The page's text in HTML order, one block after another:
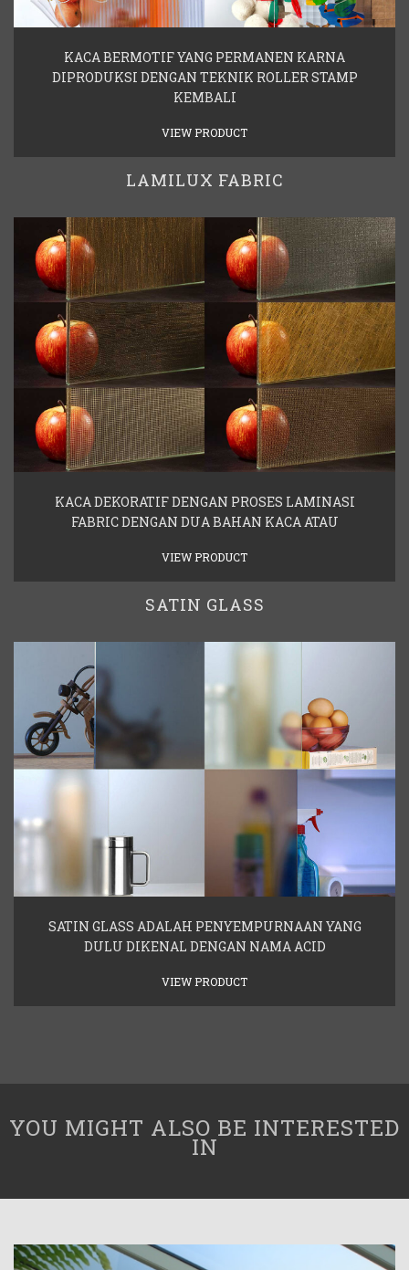
KACA BERMOTIF YANG PERMANEN KARNA
DIPRODUKSI DENGAN TEKNIK ROLLER STAMP
KEMBALI
VIEW PRODUCT
LAMILUX FABRIC
KACA DEKORATIF DENGAN PROSES LAMINASI
FABRIC DENGAN DUA BAHAN KACA ATAU
VIEW PRODUCT
SATIN GLASS
SATIN GLASS ADALAH PENYEMPURNAAN YANG
DULU DIKENAL DENGAN NAMA ACID
VIEW PRODUCT
YOU MIGHT ALSO BE INTERESTED
IN